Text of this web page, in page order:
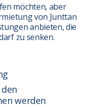
möchten, aber
von Junttan
anbieten, die
zu senken.
werden